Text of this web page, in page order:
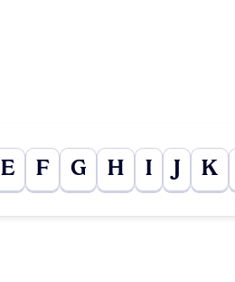
E F G H I K